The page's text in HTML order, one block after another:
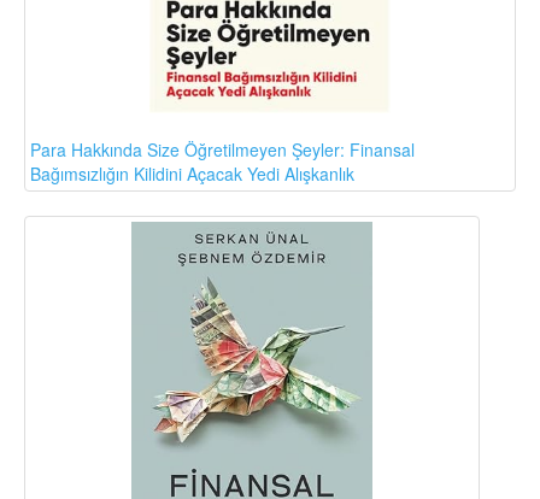
Para Hakkında Size Öğretilmeyen Şeyler: Finansal
Bağımsızlığın Kilidini Açacak Yedi Alışkanlık